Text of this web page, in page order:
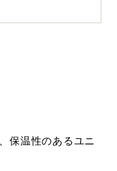
保温性のあるユニ